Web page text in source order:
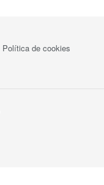
Política de cookies